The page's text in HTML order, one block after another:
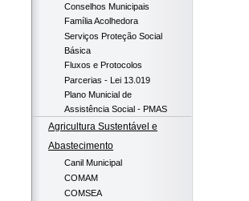
Conselhos Municipais
Família Acolhedora
Serviços Proteção Social
Básica
Fluxos e Protocolos
Parcerias - Lei 13.019
Plano Municial de
Assistência Social - PMAS
Agricultura Sustentável e
Abastecimento
Canil Municipal
COMAM
COMSEA